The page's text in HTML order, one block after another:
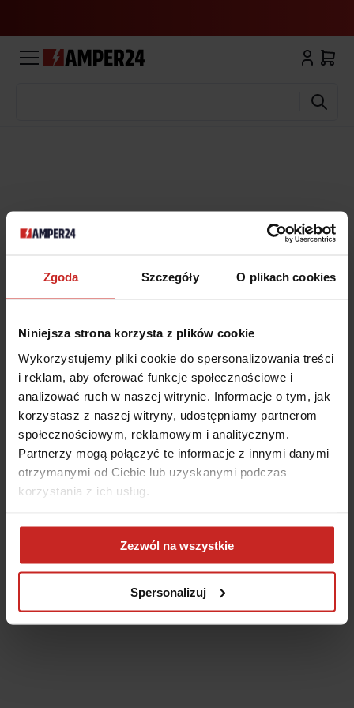
Zgoda Szczegóły O plikach cookies
Niniejsza strona korzysta z plików cookie
Wykorzystujemy pliki cookie do spersonalizowania treści
i reklam, aby oferować funkcje społecznościowe i
analizować ruch w naszej witrynie. Informacje o tym, jak
korzystasz z naszej witryny, udostępniamy partnerom
społecznościowym, reklamowym i analitycznym.
Partnerzy mogą połączyć te informacje z innymi danymi
otrzymanymi od Ciebie lub uzyskanymi podczas
korzystania z ich usług.
Zezwól na wszystkie
Spersonalizuj
browser console for more information)